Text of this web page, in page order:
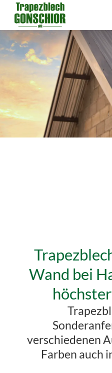
Wand bei
verschiedenen
Farben auch